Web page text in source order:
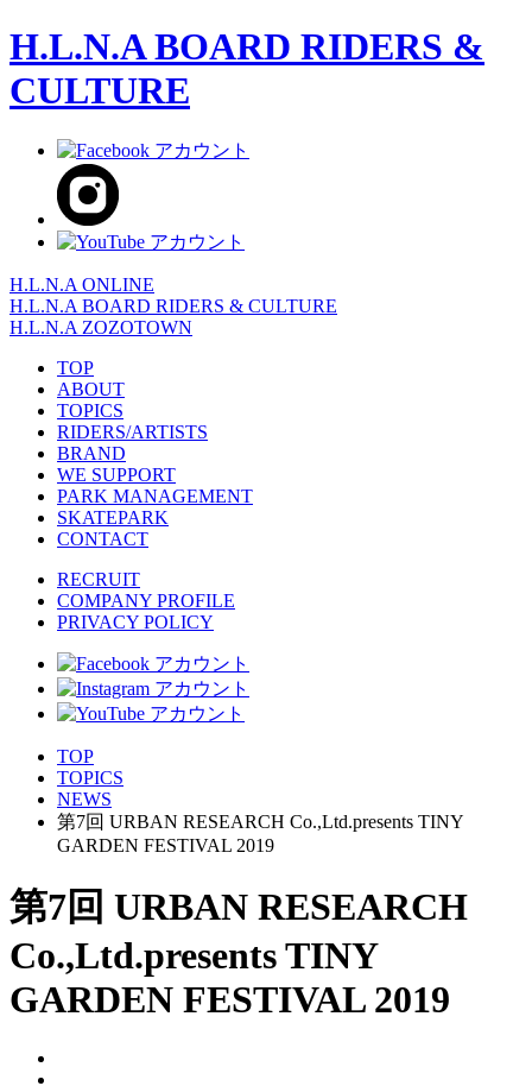
H.L.N.A BOARD RIDERS &
CULTURE
H.L.N.A ONLINE
H.L.N.A BOARD RIDERS & CULTURE
H.L.N.A ZOZOTOWN
TOP
ABOUT
TOPICS
RIDERS/ARTISTS
BRAND
WE SUPPORT
PARK MANAGEMENT
SKATEPARK
CONTACT
RECRUIT
COMPANY PROFILE
PRIVACY POLICY
TOP
TOPICS
NEWS
第7回 URBAN RESEARCH Co.,Ltd.presents TINY
GARDEN FESTIVAL 2019
第7回 URBAN RESEARCH
Co.,Ltd.presents TINY
GARDEN FESTIVAL 2019